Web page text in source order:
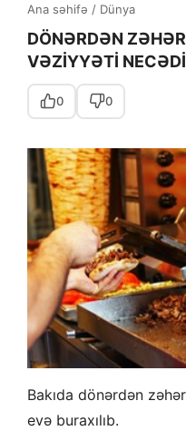
Ana səhifə / Dünya
DÖNƏRDƏN
VƏZİYYƏTİ
0 0
Bakıda dönərdən
evə buraxılıb.